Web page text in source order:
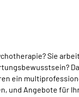
Sie
ein
und Angebote für